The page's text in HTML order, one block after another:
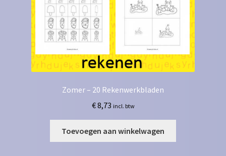
Zomer – 20 Rekenwerkbladen
€8,73 incl. btw
Toevoegen aan winkelwagen